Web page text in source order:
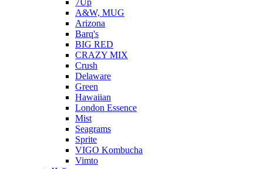
7Up
A&W, MUG
Arizona
Barq's
BIG RED
CRAZY MIX
Crush
Delaware
Green
Hawaiian
London Essence
Mist
Seagrams
Sprite
VIGO Kombucha
Vimto